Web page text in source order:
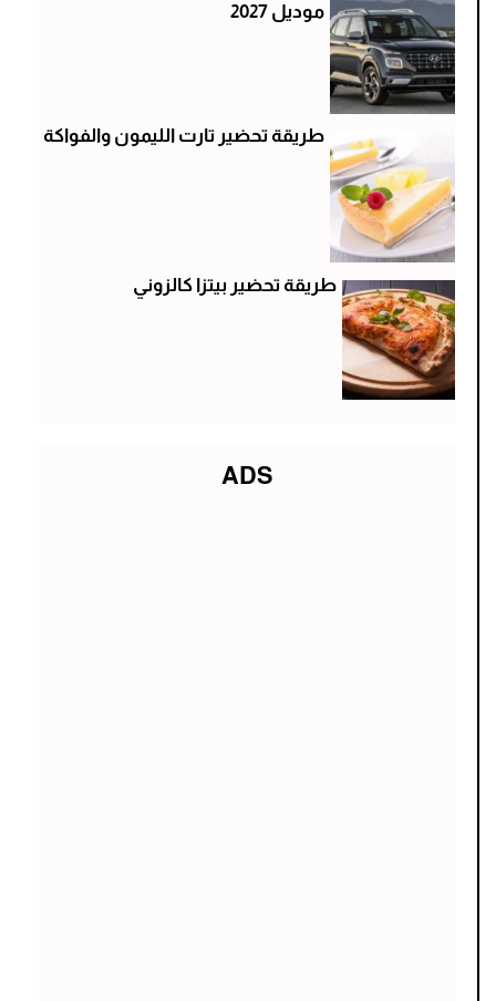
موديل 2027
طريقة تحضير تارت الليمون والفواكة
طريقة تحضير بيتزا كالزوني
ADS